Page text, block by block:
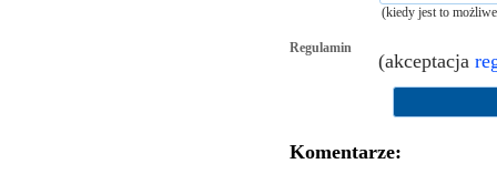
(kiedy jest to
Regulamin
(akceptacja
Komentarze: